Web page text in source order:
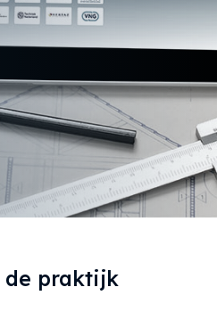
de praktijk